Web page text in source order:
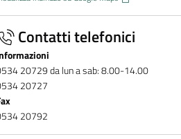
Contatti telefonici
20729 da lun a sab: 8.00-14.00
20727
20792